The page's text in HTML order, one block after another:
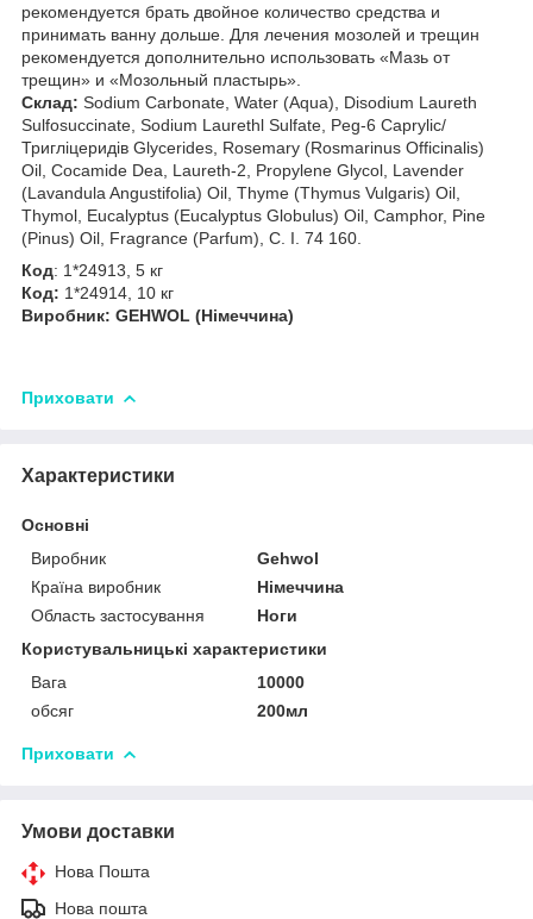
рекомендуется брать двойное количество средства и
принимать ванну дольше. Для лечения мозолей и трещин
рекомендуется дополнительно использовать «Мазь от
трещин» и «Мозольный пластырь».
Склад: Sodium Carbonate, Water (Aqua), Disodium Laureth
Sulfosuccinate, Sodium Laurethl Sulfate, Peg-6 Caprylic/
Тригліцеридів Glycerides, Rosemary (Rosmarinus Officinalis)
Oil, Cocamide Dea, Laureth-2, Propylene Glycol, Lavender
(Lavandula Angustifolia) Oil, Thyme (Thymus Vulgaris) Oil,
Thymol, Eucalyptus (Eucalyptus Globulus) Oil, Camphor, Pine
(Pinus) Oil, Fragrance (Parfum), C. I. 74 160.
Код: 1*24913, 5 кг
Код: 1*24914, 10 кг
Виробник: GEHWOL (Німеччина)
Приховати
Характеристики
Основні
Виробник
Gehwol
Країна виробник
Німеччина
Область застосування
Ноги
Користувальницькі характеристики
Вага
10000
обсяг
200мл
Приховати
Умови доставки
Нова Пошта
Нова пошта